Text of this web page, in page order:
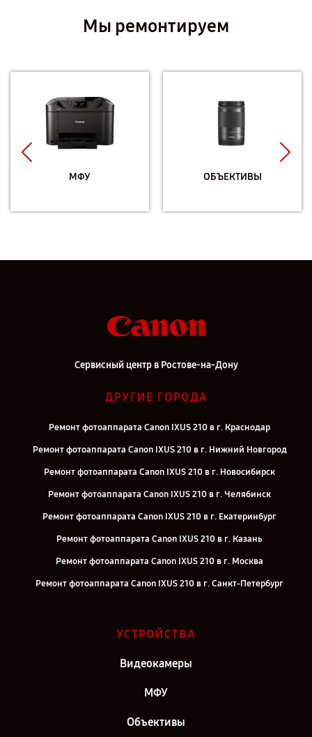
Мы ремонтируем
МФУ ОБЪЕКТИВЫ
Сервисный центр в Ростове-на-Дону
ДРУГИЕ ГОРОДА
Ремонт фотоаппарата Canon IXUS 210 в г. Краснодар
Ремонт фотоаппарата Canon IXUS 210 в г. Нижний Новгород
Ремонт фотоаппарата Canon IXUS 210 в г. Новосибирск
Ремонт фотоаппарата Canon IXUS 210 в г. Челябинск
Ремонт фотоаппарата Canon IXUS 210 в г. Екатеринбург
Ремонт фотоаппарата Canon IXUS 210 в г. Казань
Ремонт фотоаппарата Canon IXUS 210 в г. Москва
Ремонт фотоаппарата Canon IXUS 210 в г. Санкт-Петербург
УСТРОЙСТВА
Видеокамеры
МФУ
Объективы